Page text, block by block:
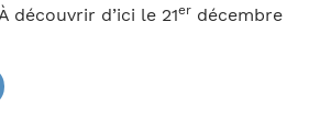
découvrir d’ici le 21erdécembre